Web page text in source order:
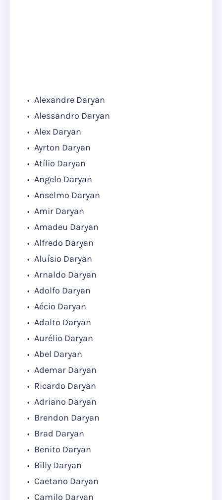
Alexandre Daryan
Alessandro Daryan
Alex Daryan
Ayrton Daryan
Atílio Daryan
Angelo Daryan
Anselmo Daryan
Amir Daryan
Amadeu Daryan
Alfredo Daryan
Aluísio Daryan
Arnaldo Daryan
Adolfo Daryan
Aécio Daryan
Adalto Daryan
Aurélio Daryan
Abel Daryan
Ademar Daryan
Ricardo Daryan
Adriano Daryan
Brendon Daryan
Brad Daryan
Benito Daryan
Billy Daryan
Caetano Daryan
Camilo Daryan